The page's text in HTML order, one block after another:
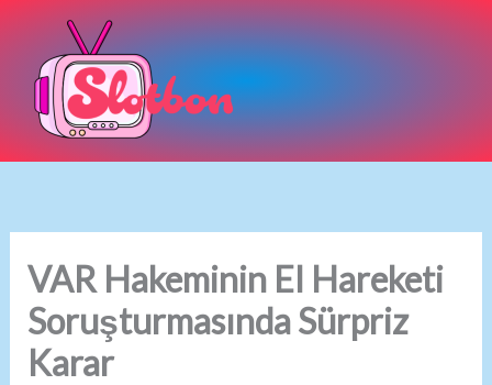
VAR Hakeminin El Hareketi
Soruşturmasında Sürpriz
Karar